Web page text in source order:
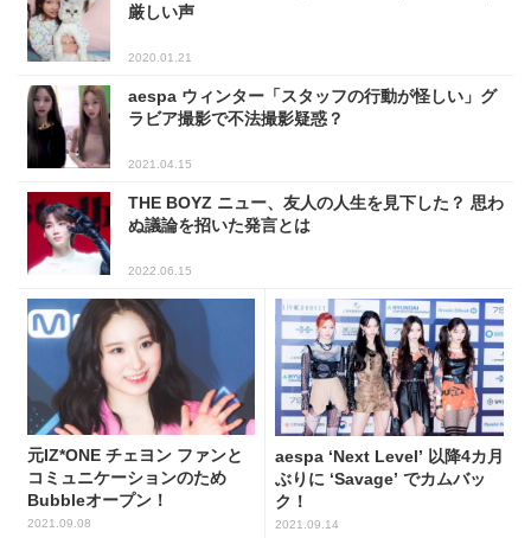
厳しい声
2020.01.21
aespa ウィンター「スタッフの行動が怪しい」グ
ラビア撮影で不法撮影疑惑？
2021.04.15
THE BOYZ ニュー、友人の人生を見下した？ 思わ
ぬ議論を招いた発言とは
2022.06.15
元IZ*ONE チェヨン ファンと
コミュニケーションのため
Bubbleオープン！
2021.09.08
aespa ‘Next Level’ 以降4カ月
ぶりに ‘Savage’ でカムバッ
ク！
2021.09.14